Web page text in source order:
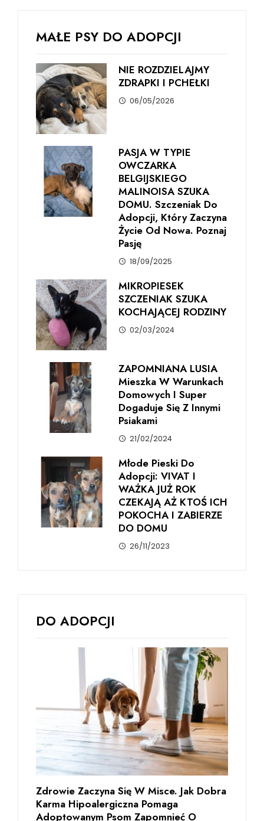
MAŁE PSY DO ADOPCJI
NIE ROZDZIELAJMY
ZDRAPKI I PCHEŁKI
06/05/2026
PASJA W TYPIE
OWCZARKA
BELGIJSKIEGO
MALINOISA SZUKA
DOMU. Szczeniak Do
Adopcji, Który Zaczyna
Życie Od Nowa. Poznaj
Pasję
18/09/2025
MIKROPIESEK
SZCZENIAK SZUKA
KOCHAJĄCEJ RODZINY
02/03/2024
ZAPOMNIANA LUSIA
Mieszka W Warunkach
Domowych I Super
Dogaduje Się Z Innymi
Psiakami
21/02/2024
Młode Pieski Do
Adopcji: VIVAT I
WAŻKA JUŻ ROK
CZEKAJĄ AŻ KTOŚ ICH
POKOCHA I ZABIERZE
DO DOMU
26/11/2023
DO ADOPCJI
Zdrowie Zaczyna Się W Misce. Jak Dobra
Karma Hipoalergiczna Pomaga
Adoptowanym Psom Zapomnieć O